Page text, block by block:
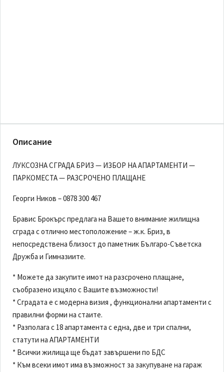
Описание
ЛУКСОЗНА СГРАДА БРИЗ — ИЗБОР НА АПАРТАМЕНТИ —
ПАРКОМЕСТА — РАЗСРОЧЕНО ПЛАЩАНЕ
Георги Ников – 0878 300 467
Бравис Брокърс предлага на Вашето внимание жилищна
сграда с отлично местоположение – ж.к. Бриз, в
непосредствена близост до паметник Българо-Съветска
Дружба и Гимназиите.
* Можете да закупите имот на разсрочено плащане,
съобразено изцяло с Вашите възможности!
* Сградата е с модерна визия , функционални апартаменти с
правилни форми на стаите.
* Разполага с 18 апартамента с една, две и три спални,
статути на АПАРТАМЕНТИ
* Всички жилища ще бъдат завършени по БДС
* Към всеки имот има възможност за закупуване на гараж